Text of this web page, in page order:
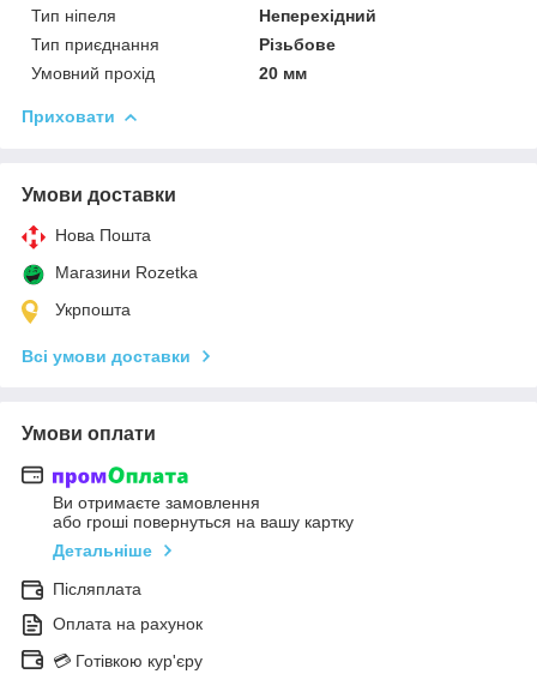
Тип ніпеля
Неперехідний
Тип приєднання
Різьбове
Умовний прохід
20 мм
Приховати
Умови доставки
Нова Пошта
Магазини Rozetka
Укрпошта
Всі умови доставки
Умови оплати
Ви отримаєте замовлення
або гроші повернуться на вашу картку
Детальніше
Післяплата
Оплата на рахунок
💳 Готівкою кур'єру